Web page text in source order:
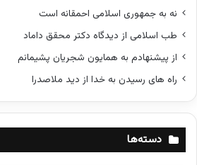
نه به جمهوری اسلامی احمقانه است
طب اسلامی از دیدگاه دکتر محقق داماد
از پیشنهادم به همایون شجریان پشیمانم
راه های رسیدن به خدا از دید ملاصدرا
دسته‌ها